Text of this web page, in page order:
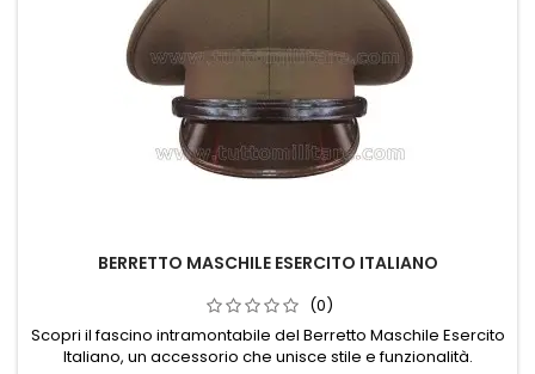
BERRETTO MASCHILE ESERCITO ITALIANO
(0)
Scopri il fascino intramontabile del Berretto Maschile Esercito
Italiano, un accessorio che unisce stile e funzionalità.